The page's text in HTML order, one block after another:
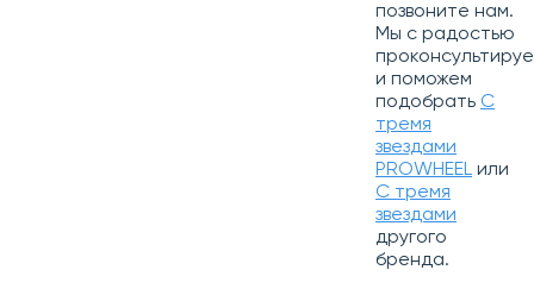
позвоните нам.
Мы с радостью
и поможем
подобрать С
тремя
звездами
PROWHEEL или
С тремя
звездами
другого
бренда.